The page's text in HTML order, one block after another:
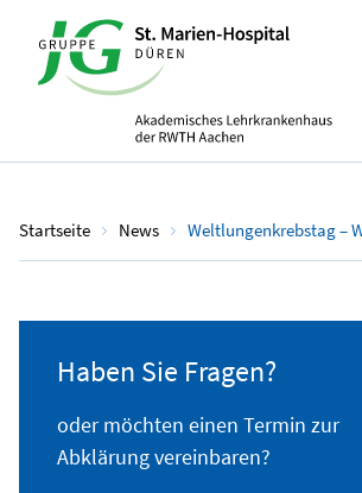
Startseite News Weltlungenkrebstag –
Haben Sie Fragen?
oder möchten einen Termin zur
Abklärung vereinbaren?